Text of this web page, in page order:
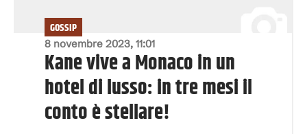
8 novembre 2023, 11:01
GOSSIP
Kane vive a Monaco in un
hotel di lusso: in tre mesi il
conto è stellare!